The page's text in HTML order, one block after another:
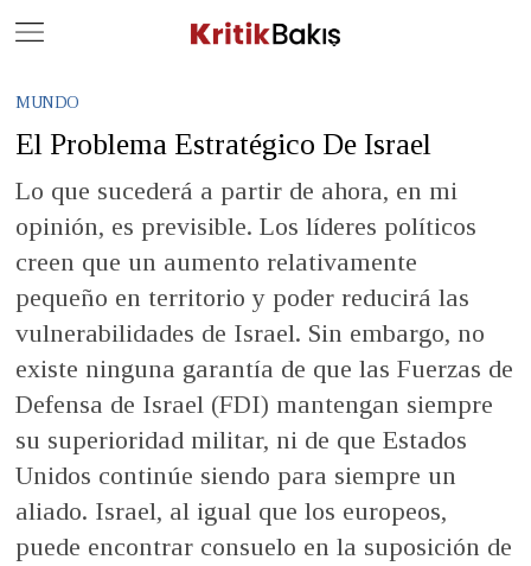
MUNDO
El Problema Estratégico De Israel
Lo que sucederá a partir de ahora, en mi
opinión, es previsible. Los líderes políticos
creen que un aumento relativamente
pequeño en territorio y poder reducirá las
vulnerabilidades de Israel. Sin embargo, no
existe ninguna garantía de que las Fuerzas de
Defensa de Israel (FDI) mantengan siempre
su superioridad militar, ni de que Estados
Unidos continúe siendo para siempre un
aliado. Israel, al igual que los europeos,
puede encontrar consuelo en la suposición de